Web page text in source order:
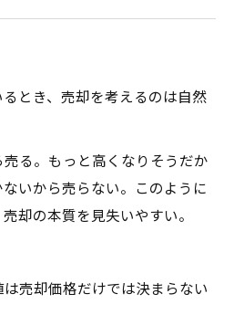
とき、売却を考えるのは自然
る。もっと高くなりそうだか
いから売らない。このように
却の本質を見失いやすい。
売却価格だけでは決まらない